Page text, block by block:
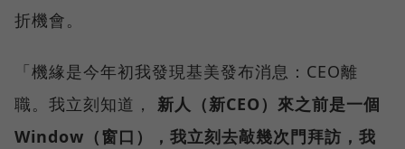
折機會。
「機緣是今年初我發現基美發布消息：CEO離
職。我立刻知道， 新人（新CEO）來之前是一個
Window（窗口），我立刻去敲幾次門拜訪，我